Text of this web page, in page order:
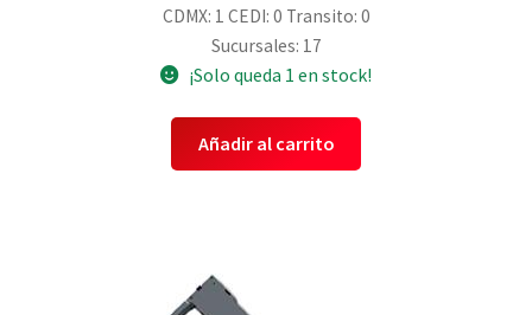
CDMX: 1 CEDI: 0 Transito: 0
Sucursales: 17
¡Solo queda 1 en stock!
Añadir al carrito